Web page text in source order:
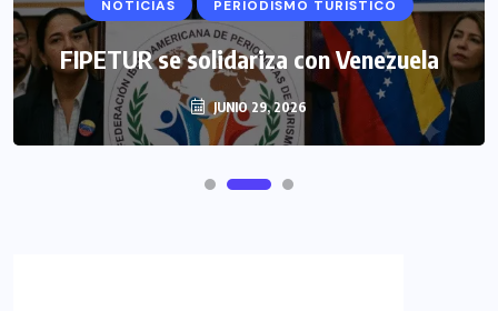
NOTICIAS PERIODISMO TURISTICO
FIPETUR se solidariza con Venezuela
JUNIO 29, 2026